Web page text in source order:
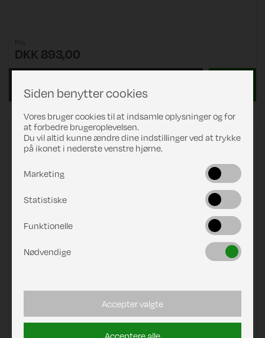
DKK 893,00
Isoleringscover "Truma C73 | C69 DZ"
Siden benytter cookies
Vores bruger cookies til at indsamle oplysninger og for
at forbedre brugeroplevelsen.
Du vil altid kunne ændre dine indstillinger ved at trykke
på ikonet i nederste venstre hjørne.
Marketing
Statistiske
Funktionelle
Nødvendige
Accepter valgte
Acceptere alle